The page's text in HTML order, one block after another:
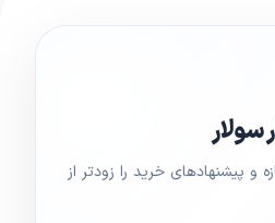
سولار
پیشنهادهای خرید را زودتر از